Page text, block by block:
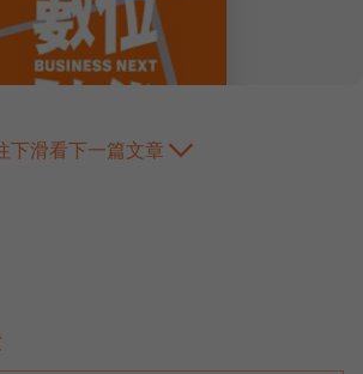
下滑看下一篇文章